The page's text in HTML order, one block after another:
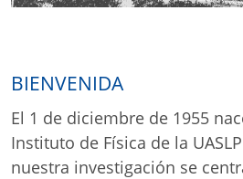
BIENVENIDA
El 1 de diciembre de 1955
Instituto de Física de la
nuestra investigación se